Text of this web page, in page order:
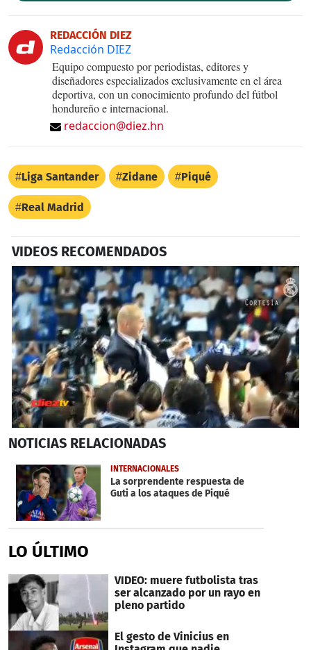
REDACCIÓN DIEZ
Redacción DIEZ
Equipo compuesto por periodistas, editores y
diseñadores especializados exclusivamente en el área
deportiva, con un conocimiento profundo del fútbol
hondureño e internacional.
redaccion@diez.hn
Liga Santander Zidane Piqué
Real Madrid
VIDEOS RECOMENDADOS
seconds
1
minute,
8
seconds
NOTICIAS RELACIONADAS
INTERNACIONALES
La sorprendente respuesta de
Guti a los ataques de Piqué
LO ÚLTIMO
VIDEO: muere futbolista tras
ser alcanzado por un rayo en
pleno partido
El gesto de Vinicius en